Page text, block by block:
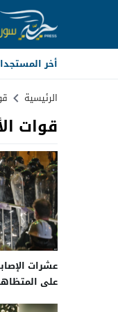
أخر
الرئيسية
قوات
عشرات
على